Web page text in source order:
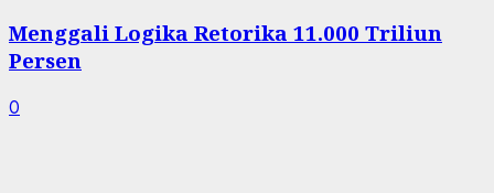
Menggali Logika Retorika 11.000 Triliun
Persen
0